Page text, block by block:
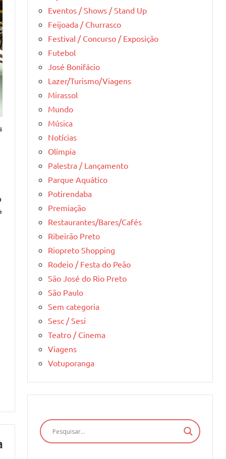
Eventos / Shows / Stand Up
Feijoada / Churrasco
Festival / Concurso / Exposição
Futebol
José Bonifácio
Lazer/Turismo/Viagens
Mirassol
Mundo
Música
Notícias
Olímpia
Palestra / Lançamento
Parque Aquático
Potirendaba
Premiação
Restaurantes/Bares/Cafés
Ribeirão Preto
Riopreto Shopping
Rodeio / Festa do Peão
São José do Rio Preto
São Paulo
Sem categoria
Sesc / Sesi
Teatro / Cinema
Viagens
Votuporanga